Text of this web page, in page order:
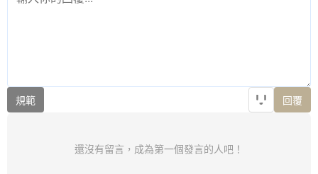
規範 回覆
還沒有留言，成為第一個發言的人吧！